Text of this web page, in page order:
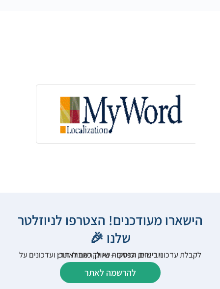
הישארו מעודכנים! הצטרפו לניוזלטר
שלנו 🎉
לקבלת עדכוני רישום, הפסקות שיווק, כתבות תוכן ועדכונים על וובינרים וכנסים – נא להרשם לאתר:
להרשמה לאתר